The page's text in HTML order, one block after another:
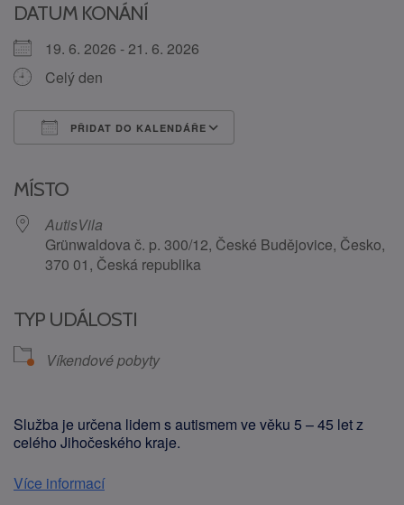
DATUM KONÁNÍ
19. 6. 2026 - 21. 6. 2026
Celý den
PŘIDAT DO KALENDÁŘE
MÍSTO
AutisVila
Grünwaldova č. p. 300/12, České Budějovice, Česko,
370 01, Česká republika
TYP UDÁLOSTI
Víkendové pobyty
Služba je určena lidem s autismem ve věku 5 – 45 let z
celého Jihočeského kraje.
Více informací